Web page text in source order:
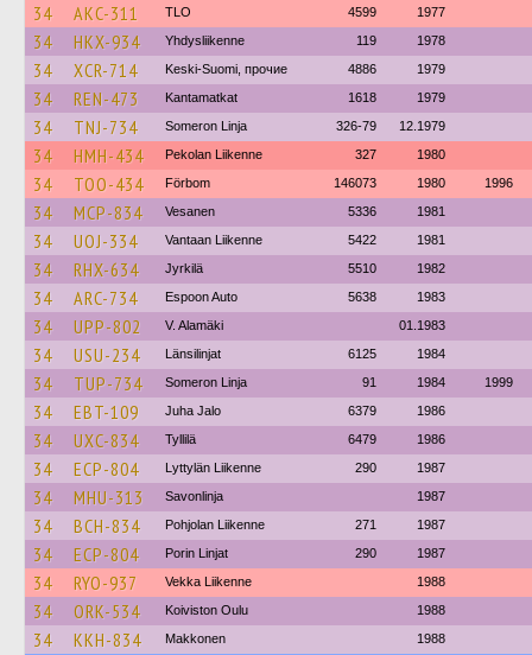
34 AKC-311 TLO 4599 1977
34 HKX-934 Yhdysliikenne 119 1978
34 XCR-714 Keski-Suomi, прочие 4886 1979
34 REN-473 Kantamatkat 1618 1979
34 TNJ-734 Someron Linja 326-79 12.1979
34 HMH-434 Pekolan Liikenne 327 1980
34 TOO-434 Förbom 146073 1980 1996
34 MCP-834 Vesanen 5336 1981
34 UOJ-334 Vantaan Liikenne 5422 1981
34 RHX-634 Jyrkilä 5510 1982
34 ARC-734 Espoon Auto 5638 1983
34 UPP-802 V. Alamäki 01.1983
34 USU-234 Länsilinjat 6125 1984
34 TUP-734 Someron Linja 91 1984 1999
34 EBT-109 Juha Jalo 6379 1986
34 UXC-834 Tyllilä 6479 1986
34 ECP-804 Lyttylän Liikenne 290 1987
34 MHU-313 Savonlinja 1987
34 BCH-834 Pohjolan Liikenne 271 1987
34 ECP-804 Porin Linjat 290 1987
34 RYO-937 Vekka Liikenne 1988
34 ORK-534 Koiviston Oulu 1988
34 KKH-834 Makkonen 1988